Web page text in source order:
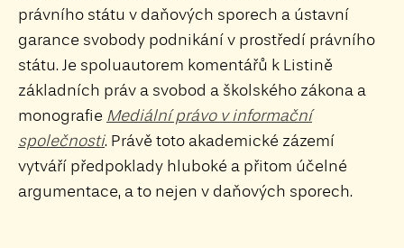
právního státu v daňových sporech a ústavní
garance svobody podnikání v prostředí právního
státu. Je spoluautorem komentářů k Listině
základních práv a svobod a školského zákona a
monografie Mediální právo v informační
společnosti. Právě toto akademické zázemí
vytváří předpoklady hluboké a přitom účelné
argumentace, a to nejen v daňových sporech.